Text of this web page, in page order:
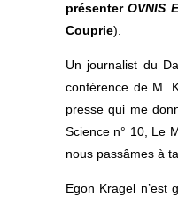
présenter OVNIS
Couprie).
Un journalist du
conférence de M.
presse qui me
Science n° 10, Le
nous passâmes à
Egon Kragel n’est